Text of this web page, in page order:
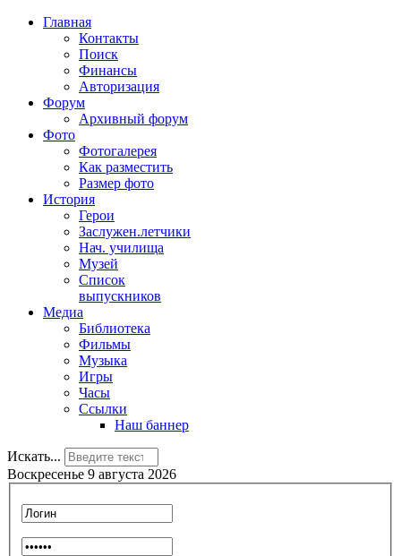
Главная
Контакты
Поиск
Финансы
Авторизация
Форум
Архивный форум
Фото
Фотогалерея
Как разместить
Размер фото
История
Герои
Заслужен.летчики
Нач. училища
Музей
Список
выпускников
Медиа
Библиотека
Фильмы
Музыка
Игры
Часы
Ссылки
Наш баннер
Искать...
Воскресенье 9 августа 2026